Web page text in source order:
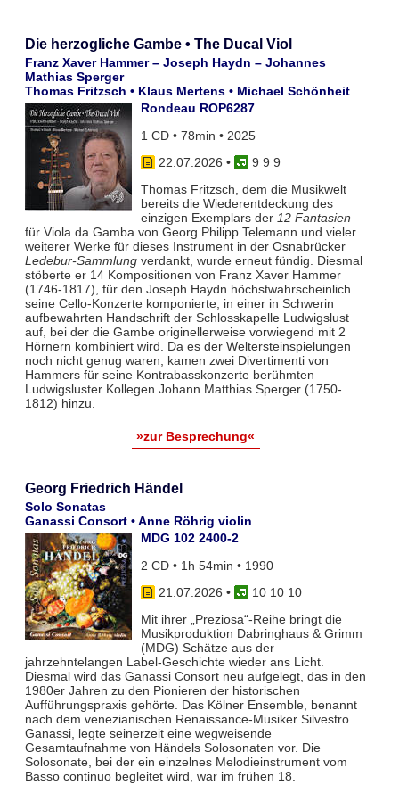
Die herzogliche Gambe • The Ducal Viol
Franz Xaver Hammer – Joseph Haydn – Johannes
Mathias Sperger
Thomas Fritzsch • Klaus Mertens • Michael Schönheit
Rondeau ROP6287
1 CD • 78min • 2025
22.07.2026 •
9 9 9
Thomas Fritzsch, dem die Musikwelt
bereits die Wiederentdeckung des
einzigen Exemplars der 12 Fantasien
für Viola da Gamba von Georg Philipp Telemann und vieler
weiterer Werke für dieses Instrument in der Osnabrücker
Ledebur-Sammlungverdankt, wurde erneut fündig. Diesmal
stöberte er 14 Kompositionen von Franz Xaver Hammer
(1746-1817), für den Joseph Haydn höchstwahrscheinlich
seine Cello-Konzerte komponierte, in einer in Schwerin
aufbewahrten Handschrift der Schlosskapelle Ludwigslust
auf, bei der die Gambe originellerweise vorwiegend mit 2
Hörnern kombiniert wird. Da es der Weltersteinspielungen
noch nicht genug waren, kamen zwei Divertimenti von
Hammers für seine Kontrabasskonzerte berühmten
Ludwigsluster Kollegen Johann Matthias Sperger (1750-
1812) hinzu.
»zur Besprechung«
Georg Friedrich Händel
Solo Sonatas
Ganassi Consort • Anne Röhrig violin
MDG 102 2400-2
2 CD • 1h 54min • 1990
21.07.2026 •
10 10 10
Mit ihrer „Preziosa“-Reihe bringt die
Musikproduktion Dabringhaus & Grimm
(MDG) Schätze aus der
jahrzehntelangen Label-Geschichte wieder ans Licht.
Diesmal wird das Ganassi Consort neu aufgelegt, das in den
1980er Jahren zu den Pionieren der historischen
Aufführungspraxis gehörte. Das Kölner Ensemble, benannt
nach dem venezianischen Renaissance-Musiker Silvestro
Ganassi, legte seinerzeit eine wegweisende
Gesamtaufnahme von Händels Solosonaten vor. Die
Solosonate, bei der ein einzelnes Melodieinstrument vom
Basso continuo begleitet wird, war im frühen 18.